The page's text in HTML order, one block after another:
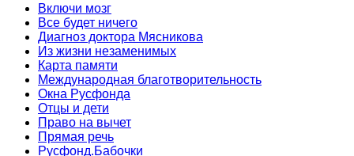
Включи мозг
Все будет ничего
Диагноз доктора Мясникова
Из жизни незаменимых
Карта памяти
Международная благотворительность
Окна Русфонда
Отцы и дети
Право на вычет
Прямая речь
Русфонд.Бабочки